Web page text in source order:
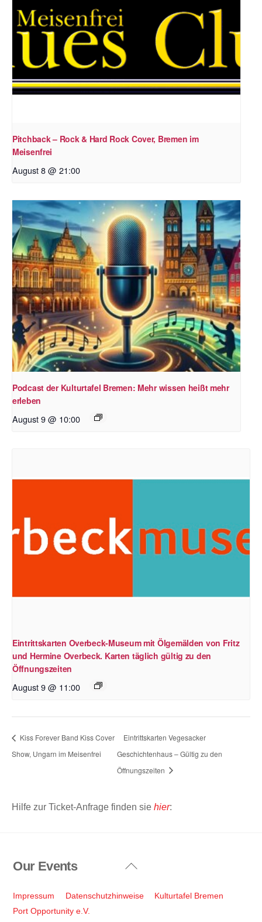
Pitchback – Rock & Hard Rock Cover, Bremen im
Meisenfrei
August 8 @ 21:00
Podcast der Kulturtafel Bremen: Mehr wissen heißt mehr
erleben
August 9 @ 10:00
Eintrittskarten Overbeck-Museum mit Ölgemälden von Fritz
und Hermine Overbeck. Karten täglich gültig zu den
Öffnungszeiten
August 9 @ 11:00
Kiss Forever Band Kiss Cover
Show, Ungarn im Meisenfrei
Eintrittskarten Vegesacker
Geschichtenhaus – Gültig zu den
Öffnungszeiten
Hilfe zur Ticket-Anfrage finden sie hier:
Back
Top
Our Events
Impressum Datenschutzhinweise
Kulturtafel Bremen
Port Opportunity e.V.